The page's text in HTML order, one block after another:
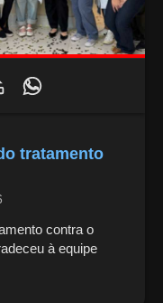
tratamento
contra o
à equipe